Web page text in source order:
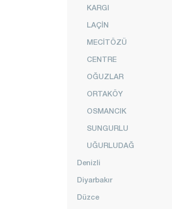
KARGI
LAÇİN
MECİTÖZÜ
CENTRE
OĞUZLAR
ORTAKÖY
OSMANCIK
SUNGURLU
UĞURLUDAĞ
Denizli
Diyarbakır
Düzce